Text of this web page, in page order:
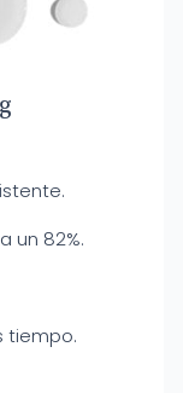
un 82%.
tiempo.